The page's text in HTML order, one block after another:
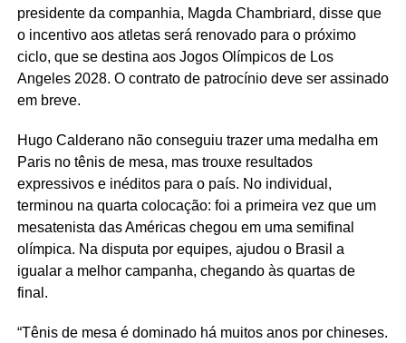
presidente da companhia, Magda Chambriard, disse que
o incentivo aos atletas será renovado para o próximo
ciclo, que se destina aos Jogos Olímpicos de Los
Angeles 2028. O contrato de patrocínio deve ser assinado
em breve.
Hugo Calderano não conseguiu trazer uma medalha em
Paris no tênis de mesa, mas trouxe resultados
expressivos e inéditos para o país. No individual,
terminou na quarta colocação: foi a primeira vez que um
mesatenista das Américas chegou em uma semifinal
olímpica. Na disputa por equipes, ajudou o Brasil a
igualar a melhor campanha, chegando às quartas de
final.
“Tênis de mesa é dominado há muitos anos por chineses.